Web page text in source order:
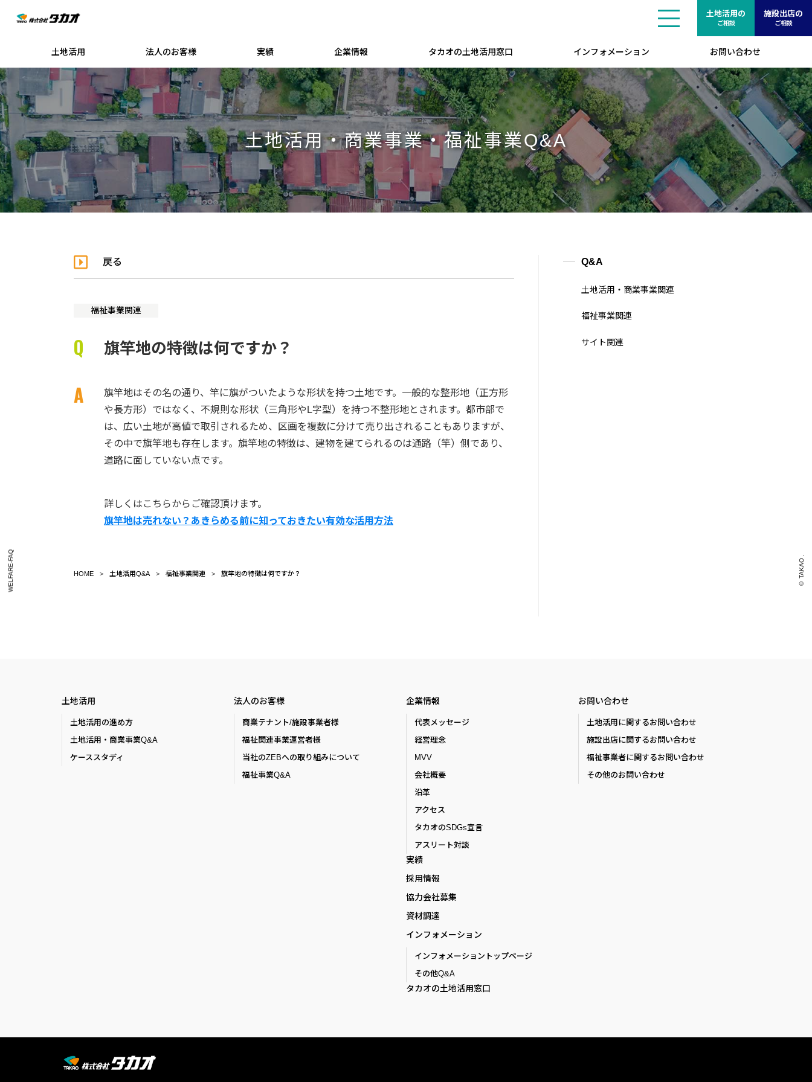
土地活用の
ご相談
施設出店の
ご相談
土地活用 法人のお客様 実績 企業情報 タカオの土地活用窓口 インフォメーション お問い合わせ
土地活用・商業事業・福祉事業Q&A
WELFARE-FAQ
戻る
福祉事業関連
旗竿地の特徴は何ですか？
旗竿地はその名の通り、竿に旗がついたような形状を持つ土地です。一般的な整形地（正方形
や長方形）ではなく、不規則な形状（三角形やL字型）を持つ不整形地とされます。都市部で
は、広い土地が高値で取引されるため、区画を複数に分けて売り出されることもありますが、
その中で旗竿地も存在します。旗竿地の特徴は、建物を建てられるのは通路（竿）側であり、
道路に面していない点です。
詳しくはこちらからご確認頂けます。
旗竿地は売れない？あきらめる前に知っておきたい有効な活用方法
HOME 土地活用Q&A 福祉事業関連 旗竿地の特徴は何ですか？
Q&A
土地活用・商業事業関連
福祉事業関連
サイト関連
土地活用
土地活用の進め方
土地活用・商業事業Q&A
ケーススタディ
法人のお客様
商業テナント/施設事業者様
福祉関連事業運営者様
当社のZEBへの取り組みについて
福祉事業Q&A
企業情報
代表メッセージ
経営理念
MVV
会社概要
沿革
アクセス
タカオのSDGs宣言
アスリート対談
実績
採用情報
協力会社募集
資材調達
インフォメーション
インフォメーショントップページ
その他Q&A
タカオの土地活用窓口
お問い合わせ
土地活用に関するお問い合わせ
施設出店に関するお問い合わせ
福祉事業者に関するお問い合わせ
その他のお問い合わせ
© TAKAO .